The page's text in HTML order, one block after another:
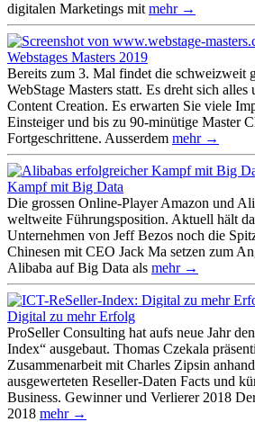
digitalen Marketings mit mehr →
Webstages Masters 2019
Bereits zum 3. Mal findet die schweizweit
WebStage Masters statt. Es dreht sich
Content Creation. Es erwarten Sie viele
Einsteiger und bis zu 90-minütige Master
Fortgeschrittene. Ausserdem mehr →
Kampf mit Big Data
Die grossen Online-Player Amazon und
weltweite Führungsposition. Aktuell hält
Unternehmen von Jeff Bezos noch die
Chinesen mit CEO Jack Ma setzen zum
Alibaba auf Big Data als mehr →
Digital zu mehr Erfolg
ProSeller Consulting hat aufs neue Jahr
Index“ ausgebaut. Thomas Czekala
Zusammenarbeit mit Charles Zipsin
ausgewerteten Reseller-Daten Facts und
Business. Gewinner und Verlierer 2018
2018 mehr →